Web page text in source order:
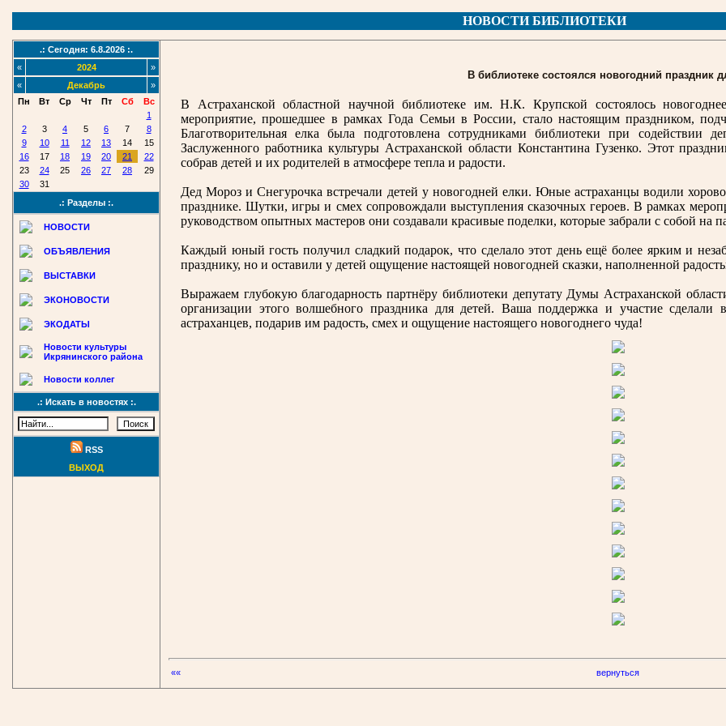
НОВОСТИ БИБЛИОТЕКИ
.: Сегодня: 6.8.2026 :.
«
2024
»
«
Декабрь
»
Пн
Вт Ср Чт Пт Сб
Вс
1
2
3 4 5 6 7
8
9
10 11 12 13 14
15
16
17 18 19 20 21
22
23
24 25 26 27 28
29
30
31
.: Разделы :.
НОВОСТИ
ОБЪЯВЛЕНИЯ
ВЫСТАВКИ
ЭКОНОВОСТИ
ЭКОДАТЫ
Новости культуры
Икрянинского района
Новости коллег
.: Искать в новостях :.
RSS
ВЫХОД
В библиотеке состоялся новогодний праздник
В Астраханской областной научной библиотеке им. Н.К. Крупской состоялось
мероприятие, прошедшее в рамках Года Семьи в России, стало настоящим праздником,
Благотворительная елка была подготовлена сотрудниками библиотеки при содействии
Заслуженного работника культуры Астраханской области Константина Гузенко. Этот
собрав детей и их родителей в атмосфере тепла и радости.
Дед Мороз и Снегурочка встречали детей у новогодней елки. Юные астраханцы водили
празднике. Шутки, игры и смех сопровождали выступления сказочных героев. В рамках
руководством опытных мастеров они создавали красивые поделки, которые забрали с собой на
Каждый юный гость получил сладкий подарок, что сделало этот день ещё более ярким и
празднику, но и оставили у детей ощущение настоящей новогодней сказки, наполненной
Выражаем глубокую благодарность партнёру библиотеки депутату Думы Астраханской
организации этого волшебного праздника для детей. Ваша поддержка и участие
астраханцев, подарив им радость, смех и ощущение настоящего новогоднего чуда!
«« вернуться